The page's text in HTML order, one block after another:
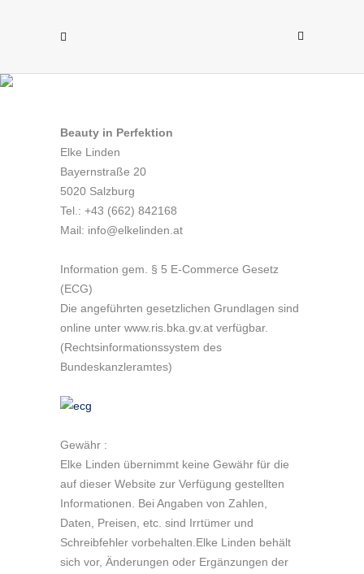
Beauty in Perfektion
Elke Linden
Bayernstraße 20
5020 Salzburg
Tel.: +43 (662) 842168
Mail: info@elkelinden.at
Information gem. § 5 E-Commerce Gesetz
(ECG)
Die angeführten gesetzlichen Grundlagen sind
online unter www.ris.bka.gv.at verfügbar.
(Rechtsinformationssystem des
Bundeskanzleramtes)
Gewähr :
Elke Linden übernimmt keine Gewähr für die
auf dieser Website zur Verfügung gestellten
Informationen. Bei Angaben von Zahlen,
Daten, Preisen, etc. sind Irrtümer und
Schreibfehler vorbehalten.Elke Linden behält
sich vor, Änderungen oder Ergänzungen der